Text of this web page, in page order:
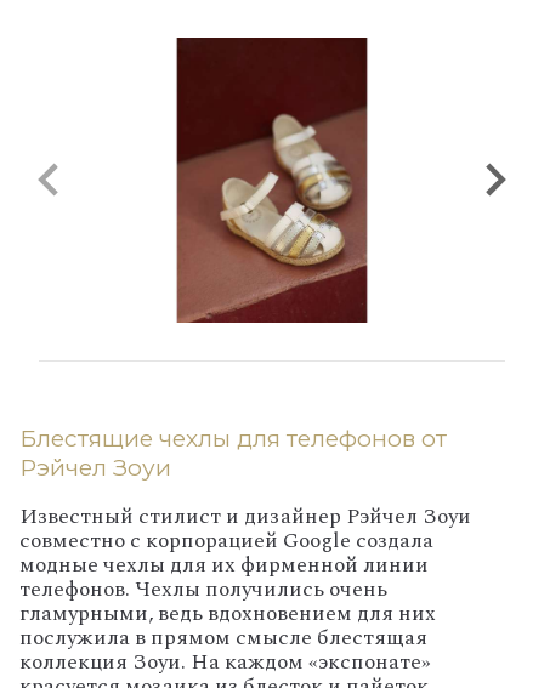
Блестящие чехлы для телефонов от
Рэйчел Зоуи
Известный стилист и дизайнер Рэйчел Зоуи
совместно с корпорацией Google создала
модные чехлы для их фирменной линии
телефонов. Чехлы получились очень
гламурными, ведь вдохновением для них
послужила в прямом смысле блестящая
коллекция Зоуи. На каждом «экспонате»